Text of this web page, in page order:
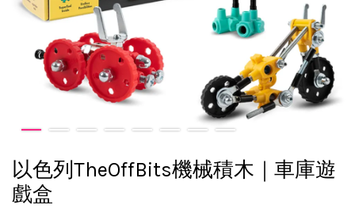
以色列TheOffBits機械積木｜車庫遊
戲盒